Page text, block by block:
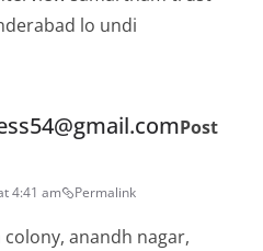
lo undi
Post
4:41 am Permalink
anandh nagar,